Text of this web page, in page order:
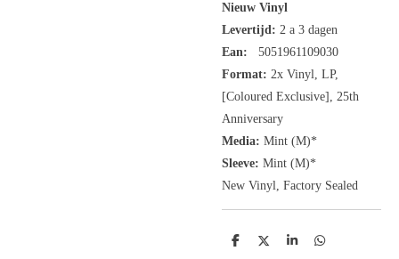
Nieuw Vinyl
Levertijd: 2 a 3 dagen
Ean:
5051961109030
Format: 2x Vinyl, LP,
[Coloured Exclusive], 25th
Anniversary
Media: Mint (M)*
Sleeve: Mint (M)*
New Vinyl, Factory Sealed
D
D
S
D